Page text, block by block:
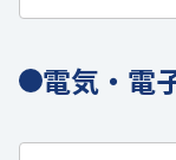
電気・電